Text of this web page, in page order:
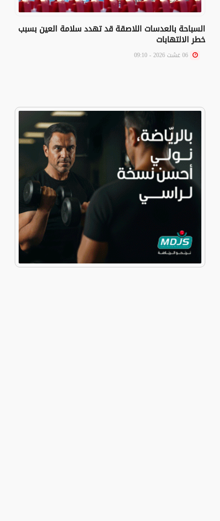
السباحة بالعدسات اللاصقة قد تهدد سلامة العين بسبب
خطر الالتهابات